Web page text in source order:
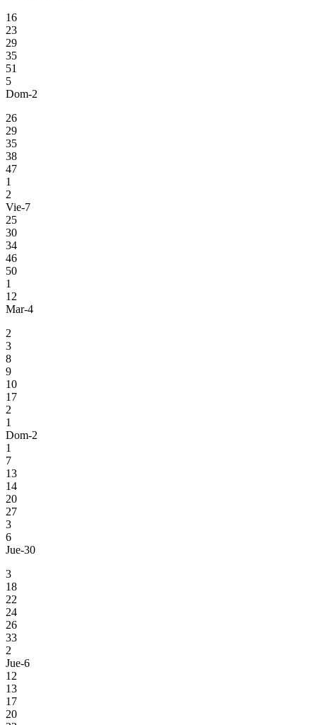
16
23
29
35
51
5
Dom-2
26
29
35
38
47
1
2
Vie-7
25
30
34
46
50
1
12
Mar-4
2
3
8
9
10
17
2
1
Dom-2
1
7
13
14
20
27
3
6
Jue-30
3
18
22
24
26
33
2
Jue-6
12
13
17
20